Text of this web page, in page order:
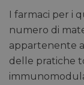
I farmaci per i
numero di
appartenente
delle pratiche